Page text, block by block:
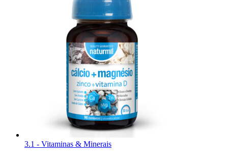
3.1 - Vitaminas & Minerais